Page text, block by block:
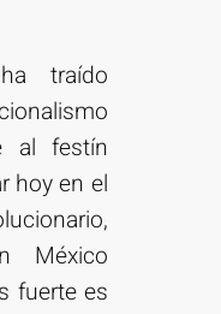
traído
al festín
hoy en el
México
fuerte es